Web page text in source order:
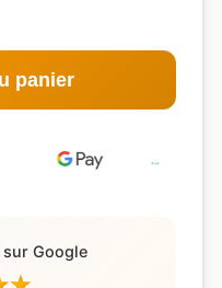
panier
Google